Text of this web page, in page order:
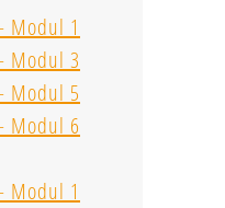
Modul 1
Modul 3
Modul 5
Modul 6
Modul 1